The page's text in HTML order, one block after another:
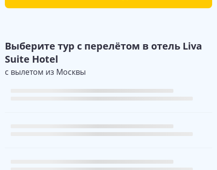
Выберите тур с перелётом в отель Liva
Suite Hotel
с вылетом из Москвы